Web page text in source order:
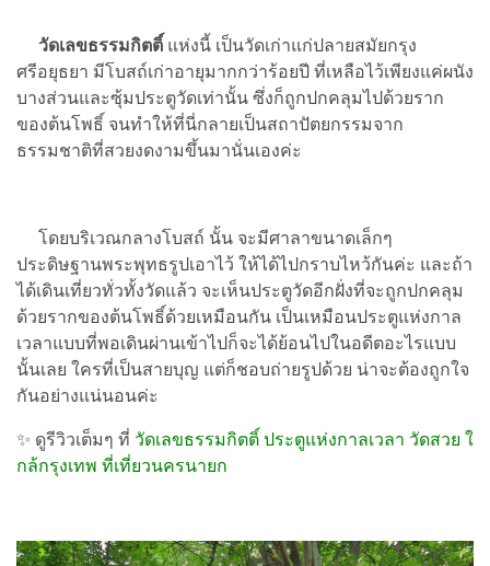
วัดเลขธรรมกิตติ์ แห่งนี้ เป็นวัดเก่าแก่ปลายสมัยกรุง
ศรีอยุธยา มีโบสถ์เก่าอายุมากกว่าร้อยปี ที่เหลือไว้เพียงแค่ผนัง
บางส่วนและซุ้มประตูวัดเท่านั้น ซึ่งก็ถูกปกคลุมไปด้วยราก
ของต้นโพธิ์ จนทำให้ที่นี่กลายเป็นสถาปัตยกรรมจาก
ธรรมชาติที่สวยงดงามขึ้นมานั่นเองค่ะ
โดยบริเวณกลางโบสถ์ นั้น จะมีศาลาขนาดเล็กๆ
ประดิษฐานพระพุทธรูปเอาไว้ ให้ได้ไปกราบไหว้กันค่ะ และถ้า
ได้เดินเที่ยวทั่วทั้งวัดแล้ว จะเห็นประตูวัดอีกฝั่งที่จะถูกปกคลุม
ด้วยรากของต้นโพธิ์ด้วยเหมือนกัน เป็นเหมือนประตูแห่งกาล
เวลาแบบที่พอเดินผ่านเข้าไปก็จะได้ย้อนไปในอดีตอะไรแบบ
นั้นเลย ใครที่เป็นสายบุญ แต่ก็ชอบถ่ายรูปด้วย น่าจะต้องถูกใจ
กันอย่างแน่นอนค่ะ
✨ ดูรีวิวเต็มๆ ที่ วัดเลขธรรมกิตติ์ ประตูแห่งกาลเวลา วัดสวย ใ
กล้กรุงเทพ ที่เที่ยวนครนายก